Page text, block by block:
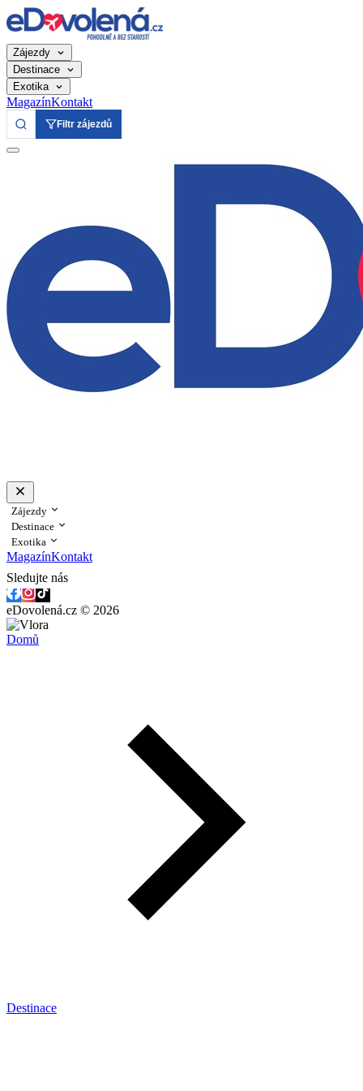
Zájezdy
Destinace
Exotika
MagazínKontakt
Filtr zájezdů
Zájezdy
Destinace
Exotika
MagazínKontakt
Sledujte nás
eDovolená.cz © 2026
Domů
Destinace